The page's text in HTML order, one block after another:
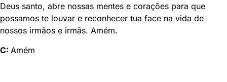
Deus santo, abre nossas mentes e corações para que
possamos te louvar e reconhecer tua face na vida de
nossos irmãos e irmãs. Amém.
C: Amém